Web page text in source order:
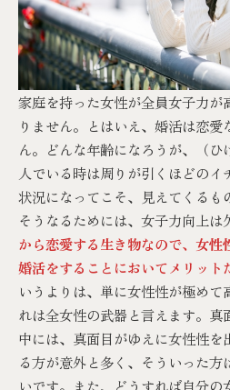
家庭を持った女性が全員女子力が
りません。とはいえ、婚活は恋
ん。どんな年齢になろうが、（
人でいる時は周りが引くほどの
状況になってこそ、見えてくるも
そうなるためには、女子力向上は
から恋愛する生き物なので、女性
婚活をすることにおいてメリット
いうよりは、単に女性性が極めて
れは全女性の武器と言えます。真
中には、真面目がゆえに女性性を
る方が意外と多く、そういった
いです。また、どうすれば自分